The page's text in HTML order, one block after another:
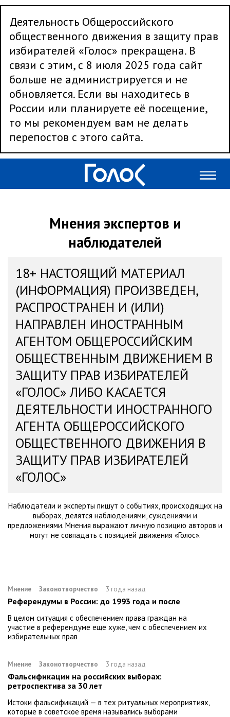
Деятельность Общероссийского
общественного движения в защиту прав
избирателей «Голос» прекращена. В
связи с этим, с 8 июля 2025 года сайт
больше не администрируется и не
обновляется. Если вы находитесь в
России или планируете её посещение,
то мы рекомендуем вам не делать
перепостов с этого сайта.
Мнения экспертов и
наблюдателей
18+ НАСТОЯЩИЙ МАТЕРИАЛ
(ИНФОРМАЦИЯ) ПРОИЗВЕДЕН,
РАСПРОСТРАНЕН И (ИЛИ)
НАПРАВЛЕН ИНОСТРАННЫМ
АГЕНТОМ ОБЩЕРОССИЙСКИМ
ОБЩЕСТВЕННЫМ ДВИЖЕНИЕМ В
ЗАЩИТУ ПРАВ ИЗБИРАТЕЛЕЙ
«ГОЛОС» ЛИБО КАСАЕТСЯ
ДЕЯТЕЛЬНОСТИ ИНОСТРАННОГО
АГЕНТА ОБЩЕРОССИЙСКОГО
ОБЩЕСТВЕННОГО ДВИЖЕНИЯ В
ЗАЩИТУ ПРАВ ИЗБИРАТЕЛЕЙ
«ГОЛОС»
Наблюдатели и эксперты пишут о событиях, происходящих на
выборах, делятся наблюдениями, суждениями и
предложениями. Мнения выражают личную позицию авторов и
могут не совпадать с позицией движения «Голос».
Мнение Законотворчество 3 года назад
Референдумы в России: до 1993 года и после
В целом ситуация с обеспечением права граждан на
участие в референдуме еще хуже, чем с обеспечением их
избирательных прав
Мнение Законотворчество 3 года назад
Фальсификации на российских выборах:
ретроспектива за 30 лет
Истоки фальсификаций — в тех ритуальных мероприятиях,
которые в советское время назывались выборами